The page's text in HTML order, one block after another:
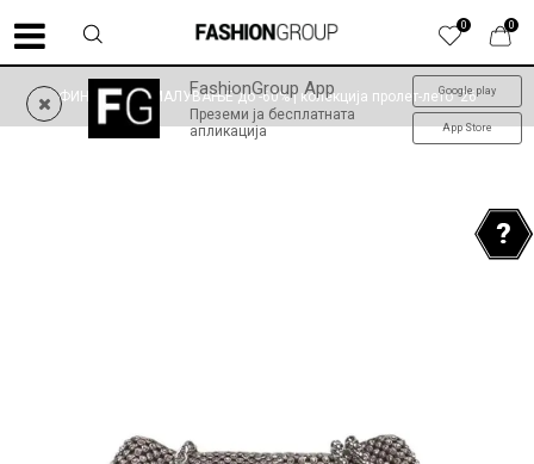
0
0
FashionGroup App
Преземи ја бесплатната
апликација
Google play
App Store
ФИНАЛНО НАМАЛУВАЊЕ до -60% | колекција пролет-лето '26